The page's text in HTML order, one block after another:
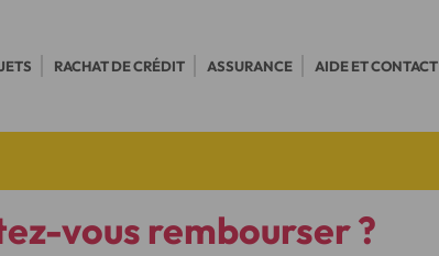
RACHAT DE CRÉDIT ASSURANCE AIDE ET CONTACT
vous rembourser ?